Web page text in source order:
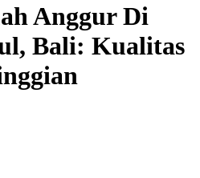
Anggur Di
Bali: Kualitas